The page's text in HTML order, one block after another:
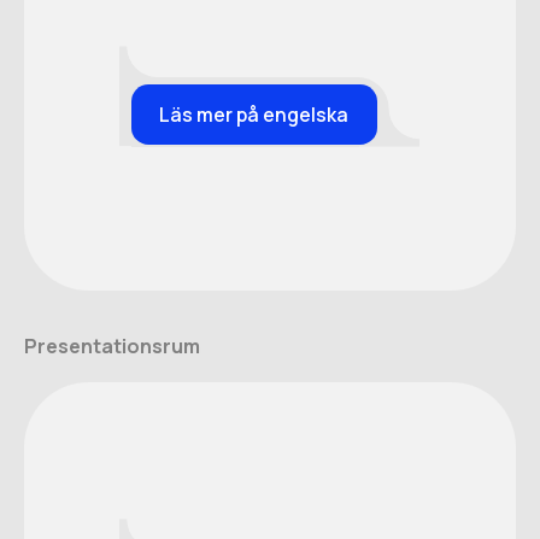
Läs mer på engelska
Presentationsrum